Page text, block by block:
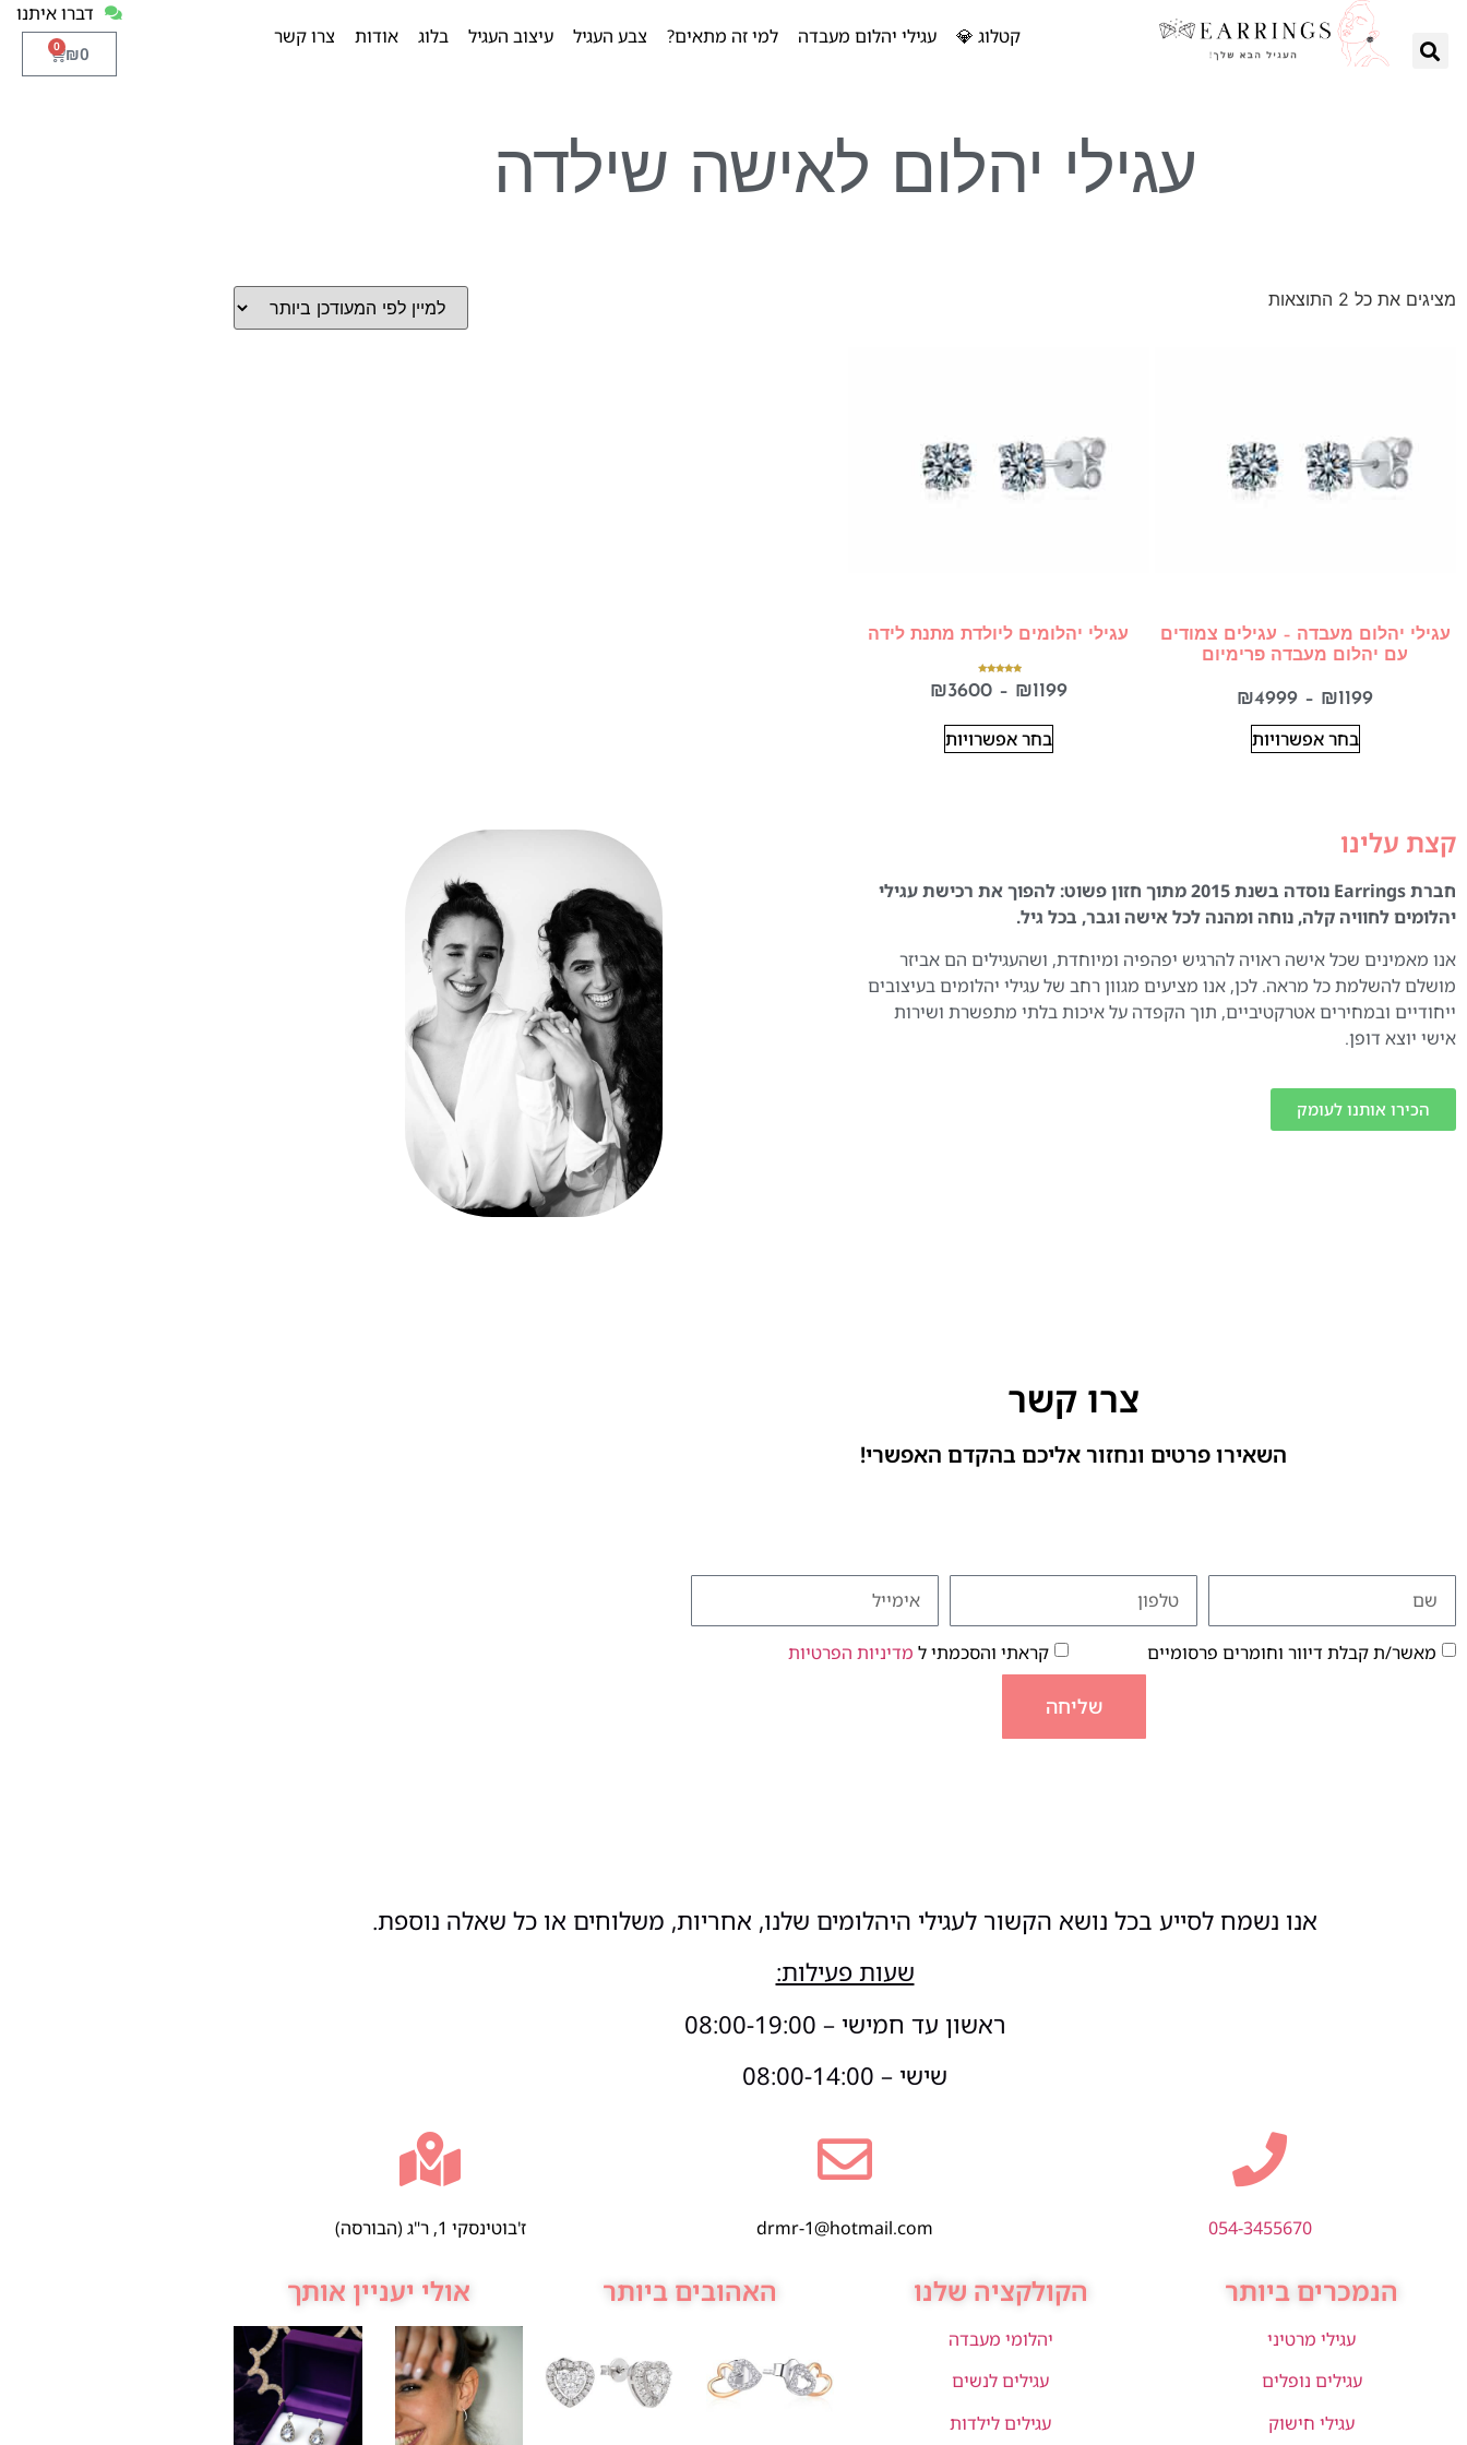
קטלוג 💎 עגילי יהלום מעבדה למי זה מתאים? צבע העגיל עיצוב העגיל בלוג אודות צרו קשר
דברו איתנו
₪0
0
עגילי יהלום לאישה שילדה
מציגים את כל ⁦2⁩ התוצאות
עגילי יהלום מעבדה – עגילים צמודים
עם יהלום מעבדה פרימיום
₪1199
–
₪4999
בחר אפשרויות
עגילי יהלומים ליולדת מתנת לידה
5.00
מתוך 5
₪1199
–
₪3600
בחר אפשרויות
קצת עלינו
חברת Earrings נוסדה בשנת 2015 מתוך חזון פשוט: להפוך את רכישת עגילי
יהלומים לחוויה קלה, נוחה ומהנה לכל אישה וגבר, בכל גיל.
אנו מאמינים שכל אישה ראויה להרגיש יפהפיה ומיוחדת, ושהעגילים הם אביזר
מושלם להשלמת כל מראה. לכן, אנו מציעים מגוון רחב של עגילי יהלומים בעיצובים
ייחודיים ובמחירים אטרקטיביים, תוך הקפדה על איכות בלתי מתפשרת ושירות
אישי יוצא דופן.
הכירו אותנו לעומק
צרו קשר
השאירו פרטים ונחזור אליכם בהקדם האפשרי!
מאשר/ת קבלת דיוור וחומרים פרסומיים קראתי והסכמתי ל מדיניות הפרטיות
שליחה
אנו נשמח לסייע בכל נושא הקשור לעגילי היהלומים שלנו, אחריות, משלוחים או כל שאלה נוספת.
שעות פעילות:
ראשון עד חמישי – 08:00-19:00
שישי – 08:00-14:00
054-3455670
drmr-1@hotmail.com ז'בוטינסקי 1, ר"ג (הבורסה)
הנמכרים ביותר
עגילי מרטיני
עגילים נופלים
עגילי חישוק
הקולקציה שלנו
יהלומי מעבדה
עגילים לנשים
עגילים לילדות
האהובים ביותר אולי יעניין אותך